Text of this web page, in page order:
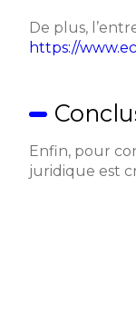
De plus,
https://
Enfin, pour
juridique est